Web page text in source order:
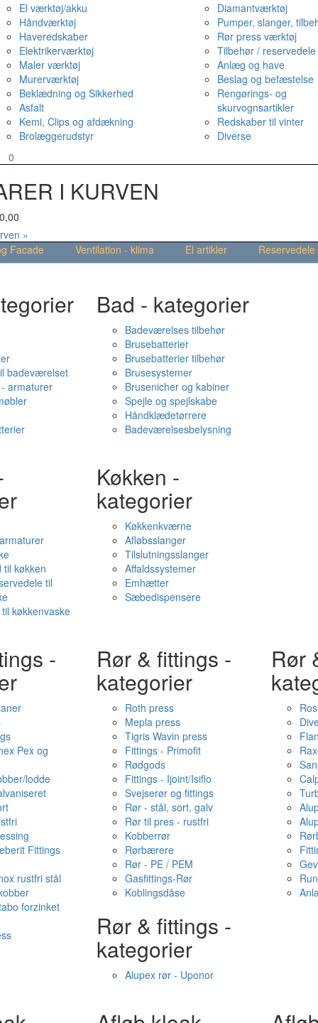
El værktøj/akku
Håndværktøj
Haveredskaber
Elektrikerværktøj
Maler værktøj
Murerværktøj
Beklædning og Sikkerhed
Asfalt
Kemi, Clips og afdækning
Brolæggerudstyr
Diamantværktøj
Pumper, slanger,
Rør press værktøj
Tilbehør / reservedele
Anlæg og have
Beslag og befæstelse
Rengørings- og
skurvognsartikler
Redskaber til vinter
Diverse
0
I KURVEN
0,00
»
Facade Ventilation - klima El artikler
Reservedele
badeværelset
armaturer
Bad - kategorier
Badeværelses tilbehør
Brusebatterier
Brusebatterier tilbehør
Brusesystemer
Brusenicher og kabiner
Spejle og spejlskabe
Håndklædetørrere
Badeværelsesbelysning
til køkken
til
køkkenvaske
Køkken -
kategorier
Køkkenkværne
Afløbsslanger
Tilslutningsslanger
Affaldssystemer
Emhætter
Sæbedispensere
-
Pex og
lodde
Fittings
rustfri stål
forzinket
Rør & fittings -
kategorier
Roth press
Mepla press
Tigris Wavin press
Fittings - Primofit
Rødgods
Fittings - Ijoint/Isiflo
Svejserør og fittings
Rør - stål, sort, galv
Rør til pres - rustfri
Kobberrør
Rørbærere
Rør - PE / PEM
Gasfittings-Rør
Koblingsdåse
Rør
Rør & fittings -
kategorier
Alupex rør - Uponor